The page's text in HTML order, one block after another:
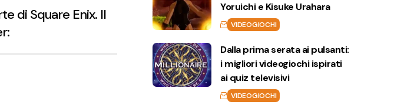
di Square Enix. Il
Yoruichi e Kisuke Urahara
VIDEOGIOCHI
Dalla prima serata ai pulsanti:
i migliori videogiochi ispirati
ai quiz televisivi
VIDEOGIOCHI